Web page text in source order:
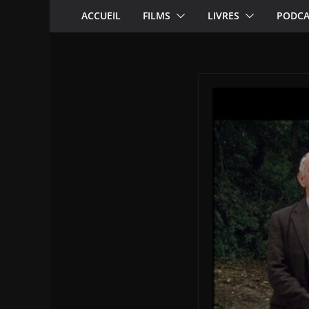
ACCUEIL FILMS LIVRES